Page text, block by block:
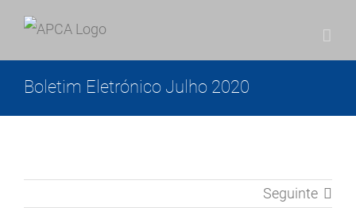
Skip
Boletim Eletrónico Julho 2020
Seguinte